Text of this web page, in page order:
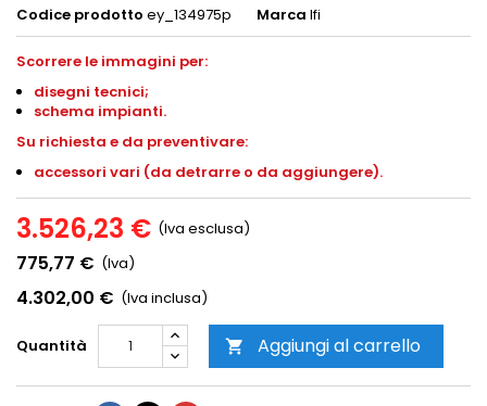
Codice prodotto ey_134975p Marca Ifi
Scorrere le immagini per:
disegni tecnici;
schema impianti.
Su richiesta e da preventivare:
accessori vari (da detrarre o da aggiungere).
3.526,23 € (Iva esclusa)
775,77 € (Iva)
4.302,00 € (Iva inclusa)
Quantità  Aggiungi al carrello